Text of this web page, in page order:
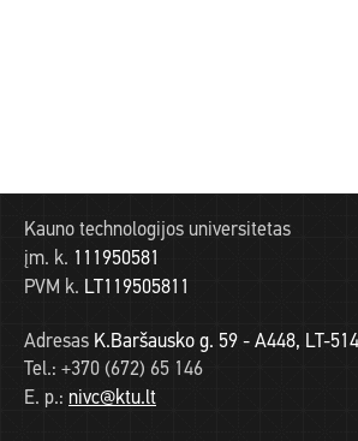
Kauno technologijos universitetas
įm. k. 111950581
PVM k. LT119505811
Adresas K.Baršausko g. 59 - A448, LT-
Tel.: +370 (672) 65 146
E. p.: nivc@ktu.lt